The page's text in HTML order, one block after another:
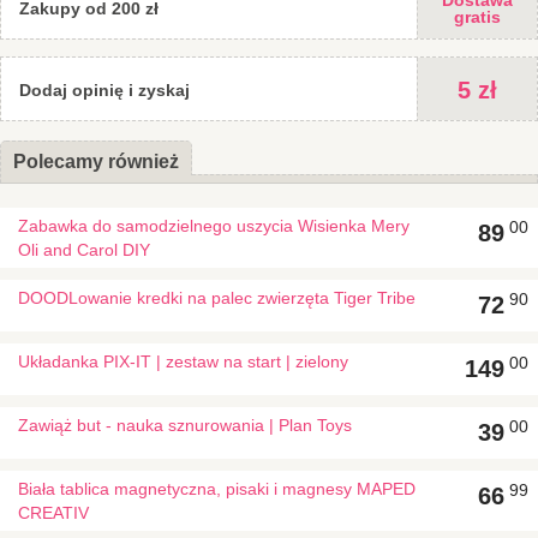
wyjątkową trwałością, a dzięki organicznemu barwieniu całego
połączone z klejem bez formaldehydu i pokryte nietoksycznymi,
ekologicznymi barwnikami na bazie wody.
Zabawki są trwałe, doskonałej jakości, będą służyć niezwykle
długo!
produkcji naturalne, ponownie przetworzone drewno kauczukowe.
Dba także o to, aby stosowane farby, kleje, jak również
największym stopniu przyjazne środowisku.
Zakupy od 200 zł
gratis
Dodaj opinię i zyskaj 5 zł
Polecamy również
Zabawka do samodzielnego uszycia Wisienka Mery
Oli and Carol DIY
89 00
DOODLowanie kredki na palec zwierzęta Tiger Tribe 72 90
Układanka PIX-IT | zestaw na start | zielony 149 00
Zawiąż but - nauka sznurowania | Plan Toys 39 00
Biała tablica magnetyczna, pisaki i magnesy MAPED
CREATIV
66 99